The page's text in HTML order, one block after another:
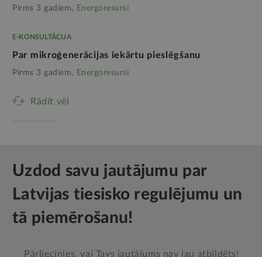
Pirms 3 gadiem, Energoresursi
E-KONSULTĀCIJA
Par mikroģenerācijas iekārtu pieslēgšanu
Pirms 3 gadiem, Energoresursi
Rādīt vēl
Uzdod savu jautājumu par
Latvijas tiesisko regulējumu un
tā piemērošanu!
Pārliecinies, vai Tavs jautājums nav jau atbildēts!